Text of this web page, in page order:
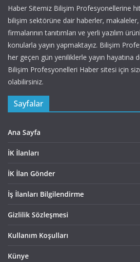
Haber Sitemiz Bilişim Profesyonellerine
bilişim sektörüne dair haberler,
firmalarının tanıtımları ve yerli yazılım
konularla yayın yapmaktayız. Bilişim
her geçen gün yeniliklerle yayın hayatına
Bilişim Profesyonelleri Haber sitesi için
olabilirsiniz.
Sayfalar
Ana Sayfa
İK İlanları
İK İlan Gönder
İş İlanları Bilgilendirme
Gizlilik Sözleşmesi
Kullanım Koşulları
Künye